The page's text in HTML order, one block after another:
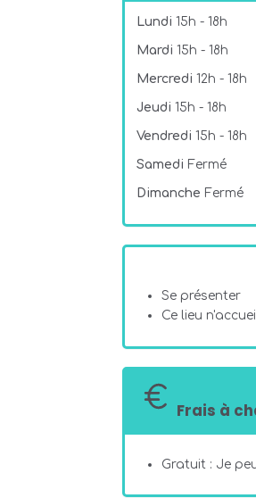
Lundi 15h - 18h
Mardi 15h - 18h
Mercredi 12h - 18h
Jeudi 15h - 18h
Vendredi 15h - 18h
Samedi Fermé
Dimanche Fermé
Se présenter
Ce lieu
Frais à
Gratuit : Je